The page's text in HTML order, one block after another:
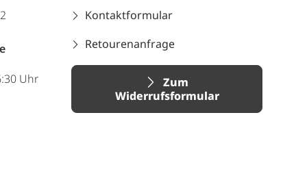
Uhr
Kontaktformular
Retourenanfrage
Zum
Widerrufsformular